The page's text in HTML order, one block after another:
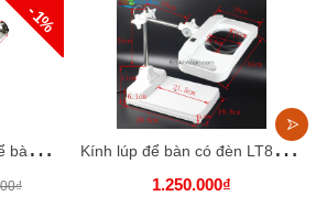
- 1%
K
ính lúp công nghiệp để bàn LT86I. Thấu kính trắng, góc quan sát to, rộng K
ính lúp để bàn có đèn LT86H, thấu kính trắng
1.250.000₫